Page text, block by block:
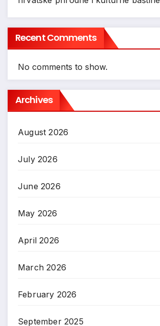
Recent Comments
No comments to show.
Archives
August 2026
July 2026
June 2026
May 2026
April 2026
March 2026
February 2026
September 2025